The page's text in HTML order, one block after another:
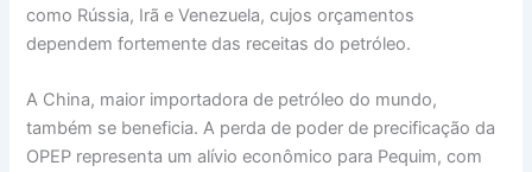
como Rússia, Irã e Venezuela, cujos orçamentos
dependem fortemente das receitas do petróleo.
A China, maior importadora de petróleo do mundo,
também se beneficia. A perda de poder de precificação da
OPEP representa um alívio econômico para Pequim, com